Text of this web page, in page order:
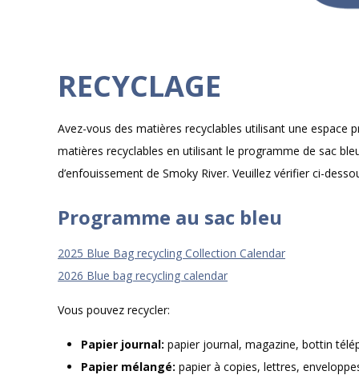
RECYCLAGE
Avez-vous des matières recyclables utilisant une espace
matières recyclables en utilisant le programme de sac
d’enfouissement de Smoky River. Veuillez vérifier ci-
Programme au sac bleu
2025 Blue Bag recycling Collection Calendar
2026 Blue bag recycling calendar
Vous pouvez recycler:
Papier journal: papier journal, magazine, bottin
Papier mélangé: papier à copies, lettres,